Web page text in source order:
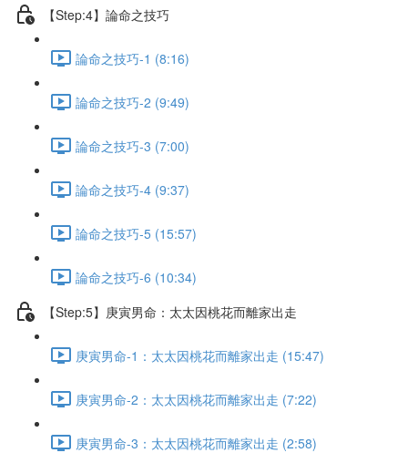
【Step:4】論命之技巧
論命之技巧-1 (8:16)
論命之技巧-2 (9:49)
論命之技巧-3 (7:00)
論命之技巧-4 (9:37)
論命之技巧-5 (15:57)
論命之技巧-6 (10:34)
【Step:5】庚寅男命：太太因桃花而離家出走
庚寅男命-1：太太因桃花而離家出走 (15:47)
庚寅男命-2：太太因桃花而離家出走 (7:22)
庚寅男命-3：太太因桃花而離家出走 (2:58)